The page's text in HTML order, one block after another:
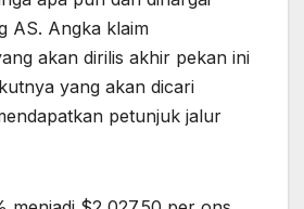
AS. Angka klaim
akan dirilis akhir pekan ini
yang akan dicari
petunjuk jalur